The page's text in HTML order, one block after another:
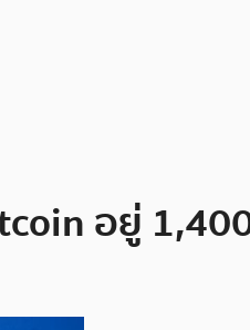
อยู่